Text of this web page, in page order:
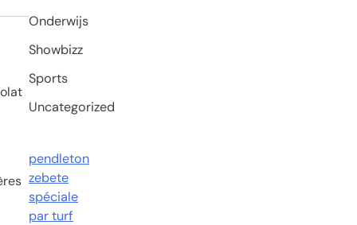
Onderwijs
Showbizz
Sports
Uncategorized
pendleton
zebete
spéciale
par turf